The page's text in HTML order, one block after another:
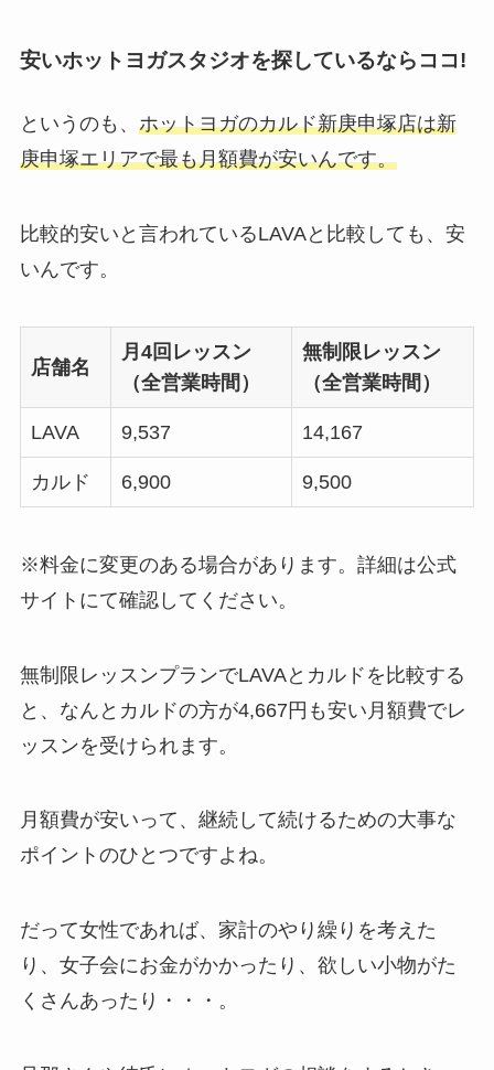
安いホットヨガスタジオを探しているならココ!
というのも、 ホットヨガのカルド新庚申塚店は新
庚申塚エリアで最も月額費が安いんです。
比較的安いと言われているLAVAと比較しても、安
いんです。
店舗名
月4回レッスン
（全営業時間）
無制限レッスン
（全営業時間）
LAVA 9,537 14,167
カルド 6,900 9,500
※料金に変更のある場合があります。詳細は公式
サイトにて確認してください。
無制限レッスンプランでLAVAとカルドを比較する
と、なんと カルドの方が4,667円も安い月額費でレ
ッスンを受けられます。
月額費が安いって、継続して続けるための大事な
ポイントのひとつですよね。
だって女性であれば、家計のやり繰りを考えた
り、女子会にお金がかかったり、欲しい小物がた
くさんあったり・・・。